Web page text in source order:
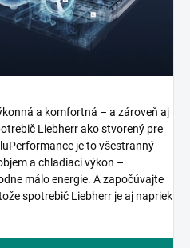
a komfortná – a zároveň aj
Liebherr ako stvorený pre
je to všestranný
a chladiaci výkon –
málo energie. A započúvajte
spotrebič Liebherr je aj napriek